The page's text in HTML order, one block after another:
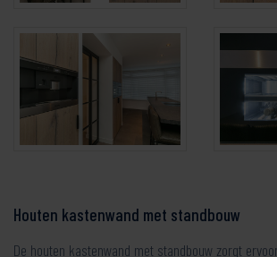
Houten kastenwand met standbouw
De houten kastenwand met standbouw zorgt